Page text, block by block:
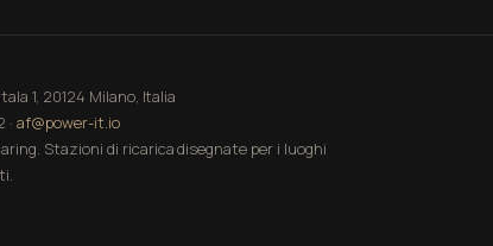
1, 20124 Milano, Italia
·af@power-it.io
Stazioni di ricarica disegnate per i luoghi